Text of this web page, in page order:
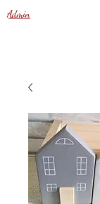
Admin